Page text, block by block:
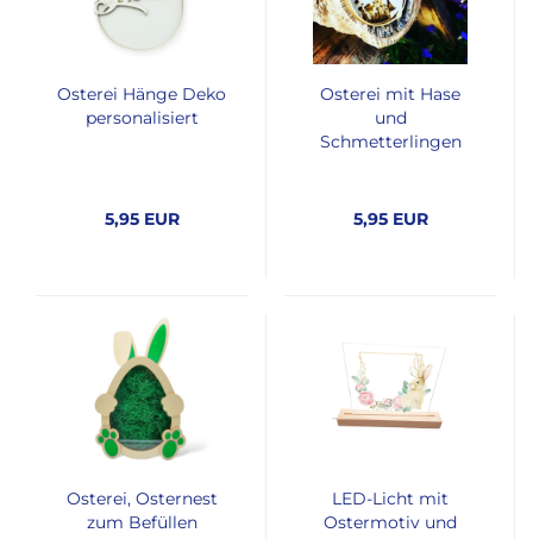
Osterei Hänge Deko
personalisiert
5,95 EUR
Osterei mit Hase
und
Schmetterlingen
5,95 EUR
Osterei, Osternest
zum Befüllen
LED-Licht mit
Ostermotiv und